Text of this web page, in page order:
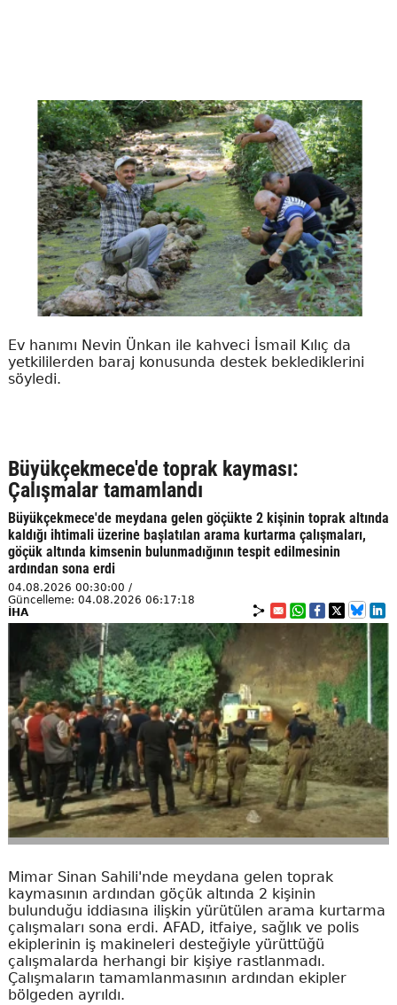
Ev hanımı Nevin Ünkan ile kahveci İsmail Kılıç da
yetkililerden baraj konusunda destek beklediklerini
söyledi.
Büyükçekmece'de toprak kayması:
Çalışmalar tamamlandı
Büyükçekmece'de meydana gelen göçükte 2 kişinin toprak altında
kaldığı ihtimali üzerine başlatılan arama kurtarma çalışmaları,
göçük altında kimsenin bulunmadığının tespit edilmesinin
ardından sona erdi
04.08.2026 00:30:00 /
Güncelleme: 04.08.2026 06:17:18
İHA
Mimar Sinan Sahili'nde meydana gelen toprak
kaymasının ardından göçük altında 2 kişinin
bulunduğu iddiasına ilişkin yürütülen arama kurtarma
çalışmaları sona erdi. AFAD, itfaiye, sağlık ve polis
ekiplerinin iş makineleri desteğiyle yürüttüğü
çalışmalarda herhangi bir kişiye rastlanmadı.
Çalışmaların tamamlanmasının ardından ekipler
bölgeden ayrıldı.